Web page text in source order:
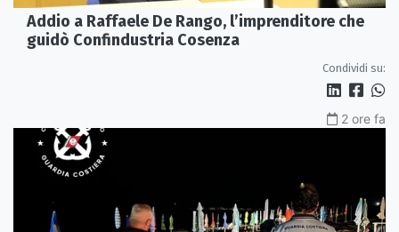
Addio a Raffaele De Rango, l’imprenditore che
guidò Confindustria Cosenza
Condividi su:
2 ore fa